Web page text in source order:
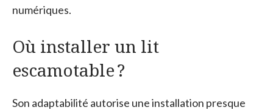
numériques.
Où installer un lit
escamotable ?
Son adaptabilité autorise une installation presque